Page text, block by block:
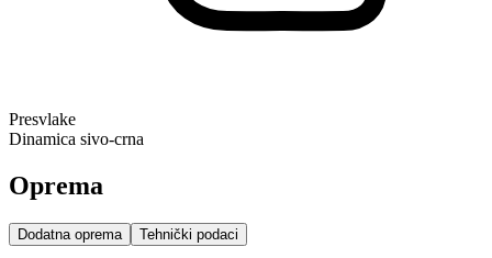
Presvlake
Dinamica sivo-crna
Oprema
Dodatna oprema Tehnički podaci